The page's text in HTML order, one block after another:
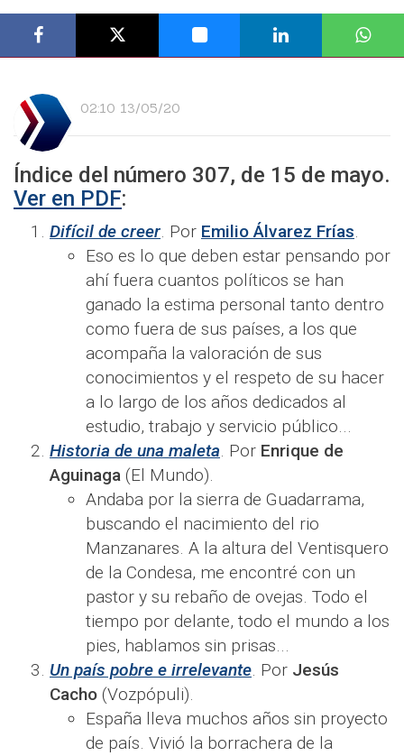
02:10 13/05/20
Índice del número 307, de 15 de mayo.
Ver en PDF:
Difícil de creer. Por Emilio Álvarez Frías.
Eso es lo que deben estar pensando por
ahí fuera cuantos políticos se han
ganado la estima personal tanto dentro
como fuera de sus países, a los que
acompaña la valoración de sus
conocimientos y el respeto de su hacer
a lo largo de los años dedicados al
estudio, trabajo y servicio público...
Historia de una maleta. Por Enrique de
Aguinaga (El Mundo).
Andaba por la sierra de Guadarrama,
buscando el nacimiento del rio
Manzanares. A la altura del Ventisquero
de la Condesa, me encontré con un
pastor y su rebaño de ovejas. Todo el
tiempo por delante, todo el mundo a los
pies, hablamos sin prisas...​
Un país pobre e irrelevante. Por Jesús
Cacho (Vozpópuli).
España lleva muchos años sin proyecto
de país. Vivió la borrachera de la